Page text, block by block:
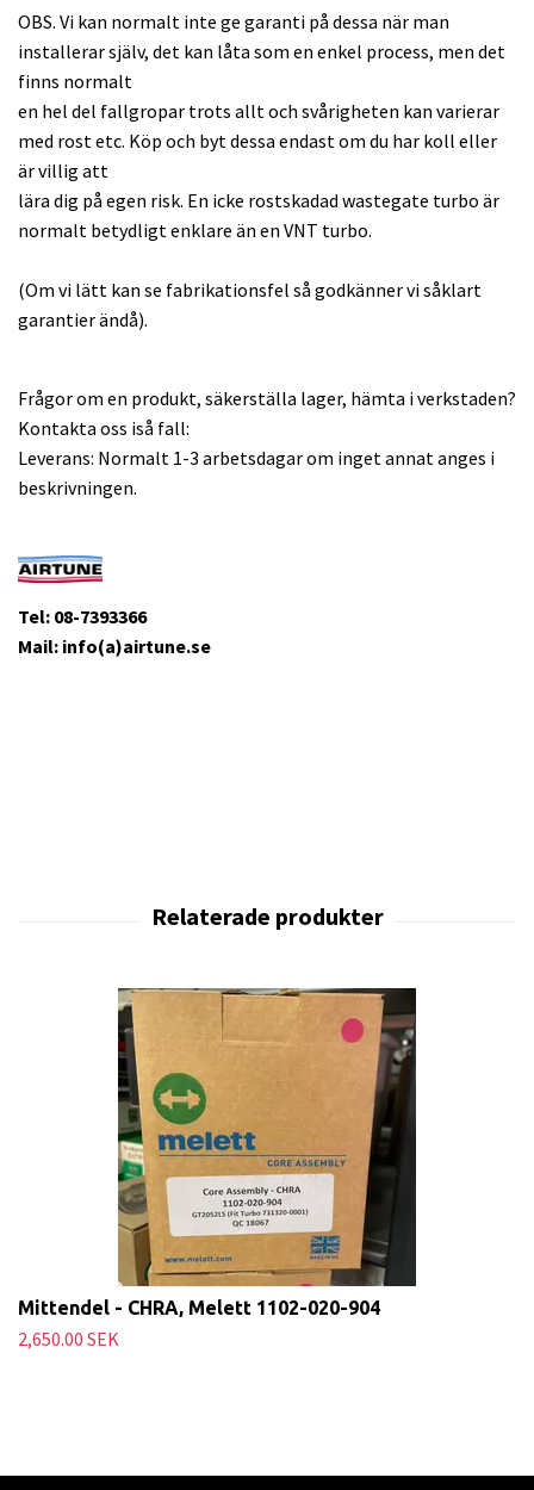
OBS. Vi kan normalt inte ge garanti på dessa när man
installerar själv, det kan låta som en enkel process, men det
finns normalt
en hel del fallgropar trots allt och svårigheten kan varierar
med rost etc. Köp och byt dessa endast om du har koll eller
är villig att
lära dig på egen risk. En icke rostskadad wastegate turbo är
normalt betydligt enklare än en VNT turbo.
(Om vi lätt kan se fabrikationsfel så godkänner vi såklart
garantier ändå).
Frågor om en produkt, säkerställa lager, hämta i verkstaden?
Kontakta oss iså fall:
Leverans: Normalt 1-3 arbetsdagar om inget annat anges i
beskrivningen.
Tel: 08-7393366
Mail: info(a)airtune.se
Mittendel - CHRA, Melett 1102-020-904
2,650.00 SEK